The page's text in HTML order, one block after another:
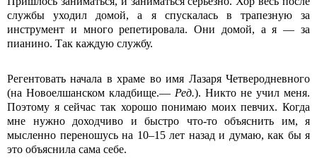
службы уходил домой, а я спускалась в трапезную за
инструмент и много репетировала. Они домой, а я — за
пианино. Так каждую службу.
Регентовать начала в храме во имя Лазаря Четверодневного
(на Новоелшанском кладбище.— Ред.). Никто не учил меня.
Поэтому я сейчас так хорошо понимаю моих певчих. Когда
мне нужно доходчиво и быстро что-то объяснить им, я
мысленно переношусь на 10–15 лет назад и думаю, как бы я
это объяснила сама себе.